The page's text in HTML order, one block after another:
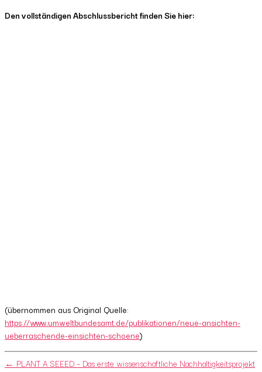
Den vollständigen Abschlussbericht finden Sie hier:
(übernommen aus Original Quelle:
https://www.umweltbundesamt.de/publikationen/neue-ansichten-
ueberraschende-einsichten-schoene)
← PLANT A SEEED – Das erste wissenschaftliche Nachhaltigkeitsprojekt